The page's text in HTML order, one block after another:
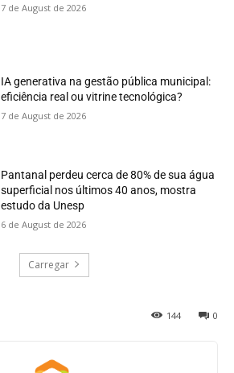
7 de August de 2026
IA generativa na gestão pública municipal:
eficiência real ou vitrine tecnológica?
7 de August de 2026
Pantanal perdeu cerca de 80% de sua água
superficial nos últimos 40 anos, mostra
estudo da Unesp
6 de August de 2026
Carregar
0
144